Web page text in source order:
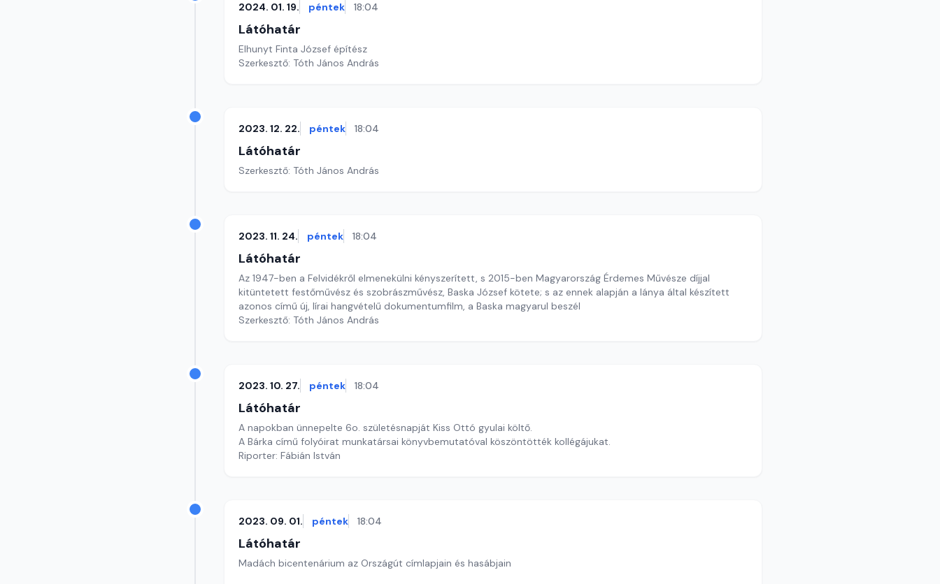
2024. 01. 19. péntek 18:04
Látóhatár
Elhunyt Finta József építész
Szerkesztő: Tóth János András
2023. 12. 22. péntek 18:04
Látóhatár
Szerkesztő: Tóth János András
2023. 11. 24. péntek 18:04
Látóhatár
Az 1947-ben a Felvidékről elmenekülni kényszerített, s 2015-ben Magyarország Érdemes Művésze díjjal
kitüntetett festőművész és szobrászművész, Baska József kötete; s az ennek alapján a lánya által készített
azonos című új, lírai hangvételű dokumentumfilm, a Baska magyarul beszél
Szerkesztő: Tóth János András
2023. 10. 27. péntek 18:04
Látóhatár
A napokban ünnepelte 6o. születésnapját Kiss Ottó gyulai költő.
A Bárka című folyóirat munkatársai könyvbemutatóval köszöntötték kollégájukat.
Riporter: Fábián István
2023. 09. 01. péntek 18:04
Látóhatár
Madách bicentenárium az Országút címlapjain és hasábjain